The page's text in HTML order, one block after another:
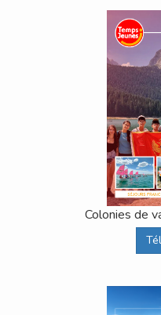
Colonies de